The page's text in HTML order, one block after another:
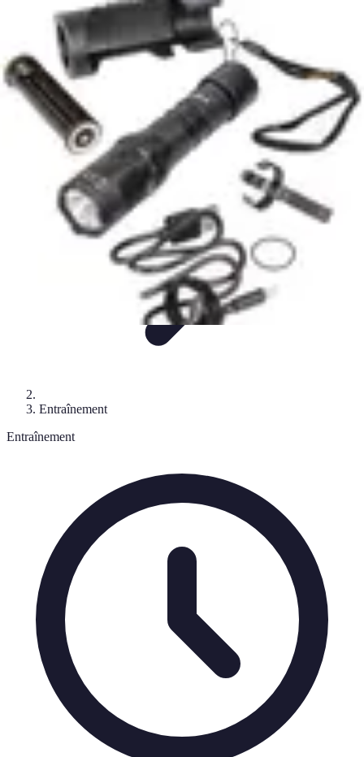
Easy Sport Advice
TendancesTech CyclismeSanté
Easy Sport Advice
Entraînement
Entraînement